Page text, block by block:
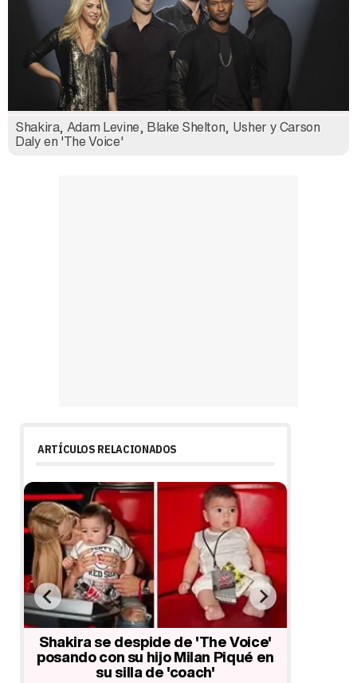
Shakira, Adam Levine, Blake Shelton, Usher y Carson
Daly en 'The Voice'
ARTÍCULOS RELACIONADOS
Ellen DeGeneres regala a Shakira
una réplica de su silla de 'The Voice'
para Milan